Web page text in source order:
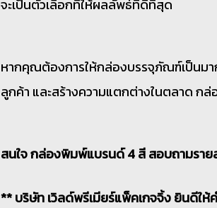
จะเป็นตัวเลือกที่ให้ผลลัพธ์ที่ดีที่สุด
หากคุณต้องการให้กล่องบรรจุภัณฑ์เป็นม
ลูกค้า และสร้างความแตกต่างในตลาด
สนใจ กล่องพิมพ์แบรนด์ 4 สี สอบถามราย
** บริษัท เวิลด์พรีเมียร์แพ็คเกจจิ้ง ยินดีให้